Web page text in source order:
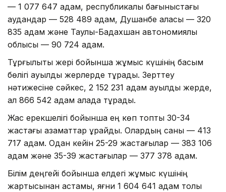
— 1 077 647 адам, республикалық бағыныстағы
аудандар — 528 489 адам, Душанбе қаласы — 320
835 адам және Таулы-Бадахшан автономиялық
облысы — 90 724 адам.
Тұрғылықты жері бойынша жұмыс күшінің басым
бөлігі ауылдық жерлерде тұрады. Зерттеу
нәтижесіне сәйкес, 2 152 231 адам ауылдық жерде,
ал 866 542 адам қалада тұрады.
Жас ерекшелігі бойынша ең көп топты 30-34
жастағы азаматтар құрайды. Олардың саны — 413
717 адам. Одан кейін 25-29 жастағылар — 383 106
адам және 35-39 жастағылар — 377 378 адам.
Білім деңгейі бойынша елдегі жұмыс күшінің
жартысынан астамы, яғни 1 604 641 адам толық